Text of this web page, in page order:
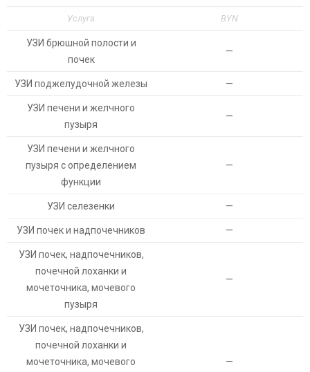
Услуга BYN
УЗИ брюшной полости и
почек
—
УЗИ поджелудочной железы —
УЗИ печени и желчного
пузыря
—
УЗИ печени и желчного
пузыря с определением
функции
—
УЗИ селезенки —
УЗИ почек и надпочечников —
УЗИ почек, надпочечников,
почечной лоханки и
мочеточника, мочевого
пузыря
—
УЗИ почек, надпочечников,
почечной лоханки и
мочеточника, мочевого
—